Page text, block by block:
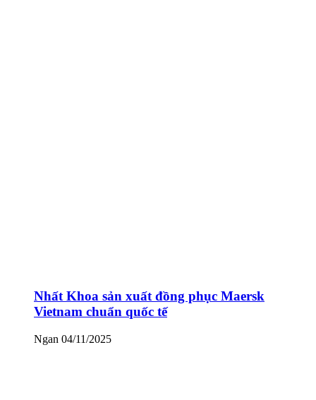
Nhất Khoa sản xuất đồng phục Maersk
Vietnam chuẩn quốc tế
Ngan 04/11/2025